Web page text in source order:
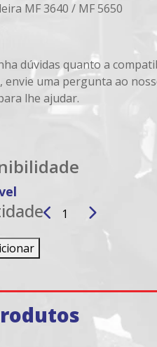
MF 3640 / MF 5650
dúvidas quanto a
envie uma pergunta ao
lhe ajudar.